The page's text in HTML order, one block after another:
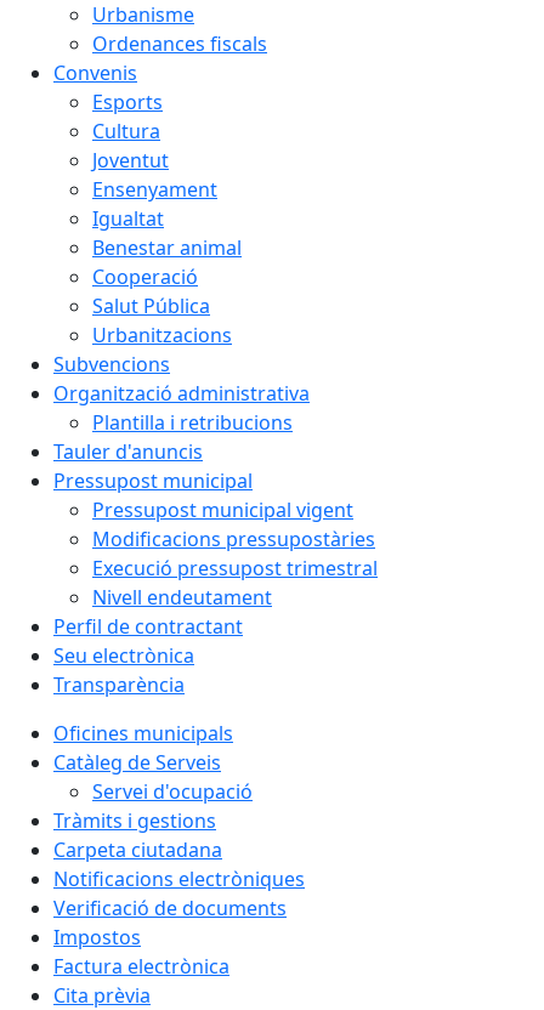
Urbanisme
Ordenances fiscals
Convenis
Esports
Cultura
Joventut
Ensenyament
Igualtat
Benestar animal
Cooperació
Salut Pública
Urbanitzacions
Subvencions
Organització administrativa
Plantilla i retribucions
Tauler d'anuncis
Pressupost municipal
Pressupost municipal vigent
Modificacions pressupostàries
Execució pressupost trimestral
Nivell endeutament
Perfil de contractant
Seu electrònica
Transparència
Oficines municipals
Catàleg de Serveis
Servei d'ocupació
Tràmits i gestions
Carpeta ciutadana
Notificacions electròniques
Verificació de documents
Impostos
Factura electrònica
Cita prèvia